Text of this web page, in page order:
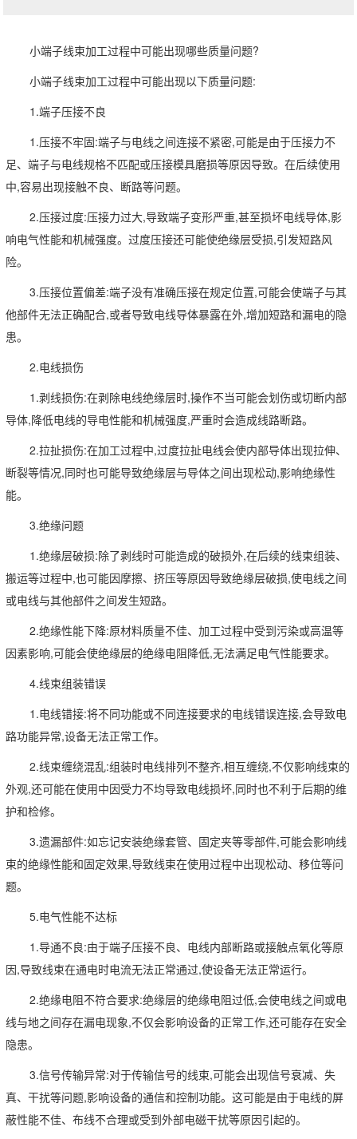
小端子线束加工过程中可能出现哪些质量问题?
小端子线束加工过程中可能出现以下质量问题:
1.端子压接不良
1.压接不牢固:端子与电线之间连接不紧密,可能是由于压接力不
足、端子与电线规格不匹配或压接模具磨损等原因导致。在后续使用
中,容易出现接触不良、断路等问题。
2.压接过度:压接力过大,导致端子变形严重,甚至损坏电线导体,影
响电气性能和机械强度。过度压接还可能使绝缘层受损,引发短路风
险。
3.压接位置偏差:端子没有准确压接在规定位置,可能会使端子与其
他部件无法正确配合,或者导致电线导体暴露在外,增加短路和漏电的隐
患。
2.电线损伤
1.剥线损伤:在剥除电线绝缘层时,操作不当可能会划伤或切断内部
导体,降低电线的导电性能和机械强度,严重时会造成线路断路。
2.拉扯损伤:在加工过程中,过度拉扯电线会使内部导体出现拉伸、
断裂等情况,同时也可能导致绝缘层与导体之间出现松动,影响绝缘性
能。
3.绝缘问题
1.绝缘层破损:除了剥线时可能造成的破损外,在后续的线束组装、
搬运等过程中,也可能因摩擦、挤压等原因导致绝缘层破损,使电线之间
或电线与其他部件之间发生短路。
2.绝缘性能下降:原材料质量不佳、加工过程中受到污染或高温等
因素影响,可能会使绝缘层的绝缘电阻降低,无法满足电气性能要求。
4.线束组装错误
1.电线错接:将不同功能或不同连接要求的电线错误连接,会导致电
路功能异常,设备无法正常工作。
2.线束缠绕混乱:组装时电线排列不整齐,相互缠绕,不仅影响线束的
外观,还可能在使用中因受力不均导致电线损坏,同时也不利于后期的维
护和检修。
3.遗漏部件:如忘记安装绝缘套管、固定夹等零部件,可能会影响线
束的绝缘性能和固定效果,导致线束在使用过程中出现松动、移位等问
题。
5.电气性能不达标
1.导通不良:由于端子压接不良、电线内部断路或接触点氧化等原
因,导致线束在通电时电流无法正常通过,使设备无法正常运行。
2.绝缘电阻不符合要求:绝缘层的绝缘电阻过低,会使电线之间或电
线与地之间存在漏电现象,不仅会影响设备的正常工作,还可能存在安全
隐患。
3.信号传输异常:对于传输信号的线束,可能会出现信号衰减、失
真、干扰等问题,影响设备的通信和控制功能。这可能是由于电线的屏
蔽性能不佳、布线不合理或受到外部电磁干扰等原因引起的。